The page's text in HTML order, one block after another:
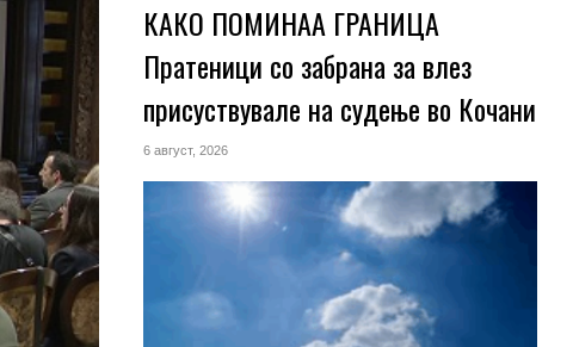
КАКО ПОМИНАА ГРАНИЦА
Пратеници со забрана за влез
присуствувале на судење во Кочани
6 август, 2026